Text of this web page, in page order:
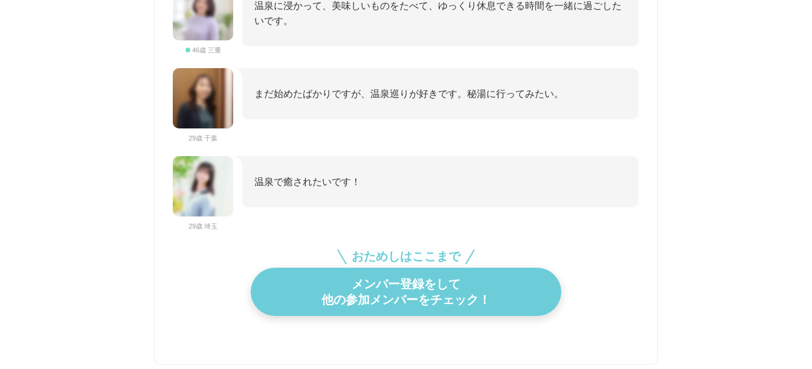
46歳 三重
温泉に浸かって、美味しいものをたべて、ゆっくり休息できる時間を一緒に過ごした
いです。
29歳 千葉
まだ始めたばかりですが、温泉巡りが好きです。秘湯に行ってみたい。
29歳 埼玉
温泉で癒されたいです！
おためしはここまで
メンバー登録をして
他の参加メンバーをチェック！